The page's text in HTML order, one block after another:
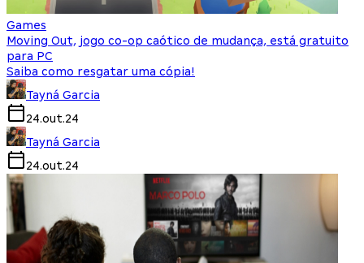
Games
Moving Out, jogo co-op caótico de mudança, está gratuito
para PC
Saiba como resgatar uma cópia!
Tayná Garcia
24.out.24
Tayná Garcia
24.out.24